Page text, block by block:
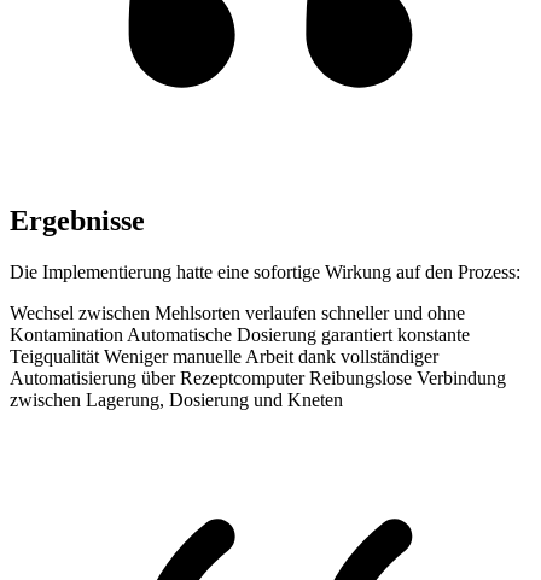
Ergebnisse
Die Implementierung hatte eine sofortige Wirkung auf den Prozess:
Wechsel zwischen Mehlsorten verlaufen schneller und ohne
Kontamination Automatische Dosierung garantiert konstante
Teigqualität Weniger manuelle Arbeit dank vollständiger
Automatisierung über Rezeptcomputer Reibungslose Verbindung
zwischen Lagerung, Dosierung und Kneten